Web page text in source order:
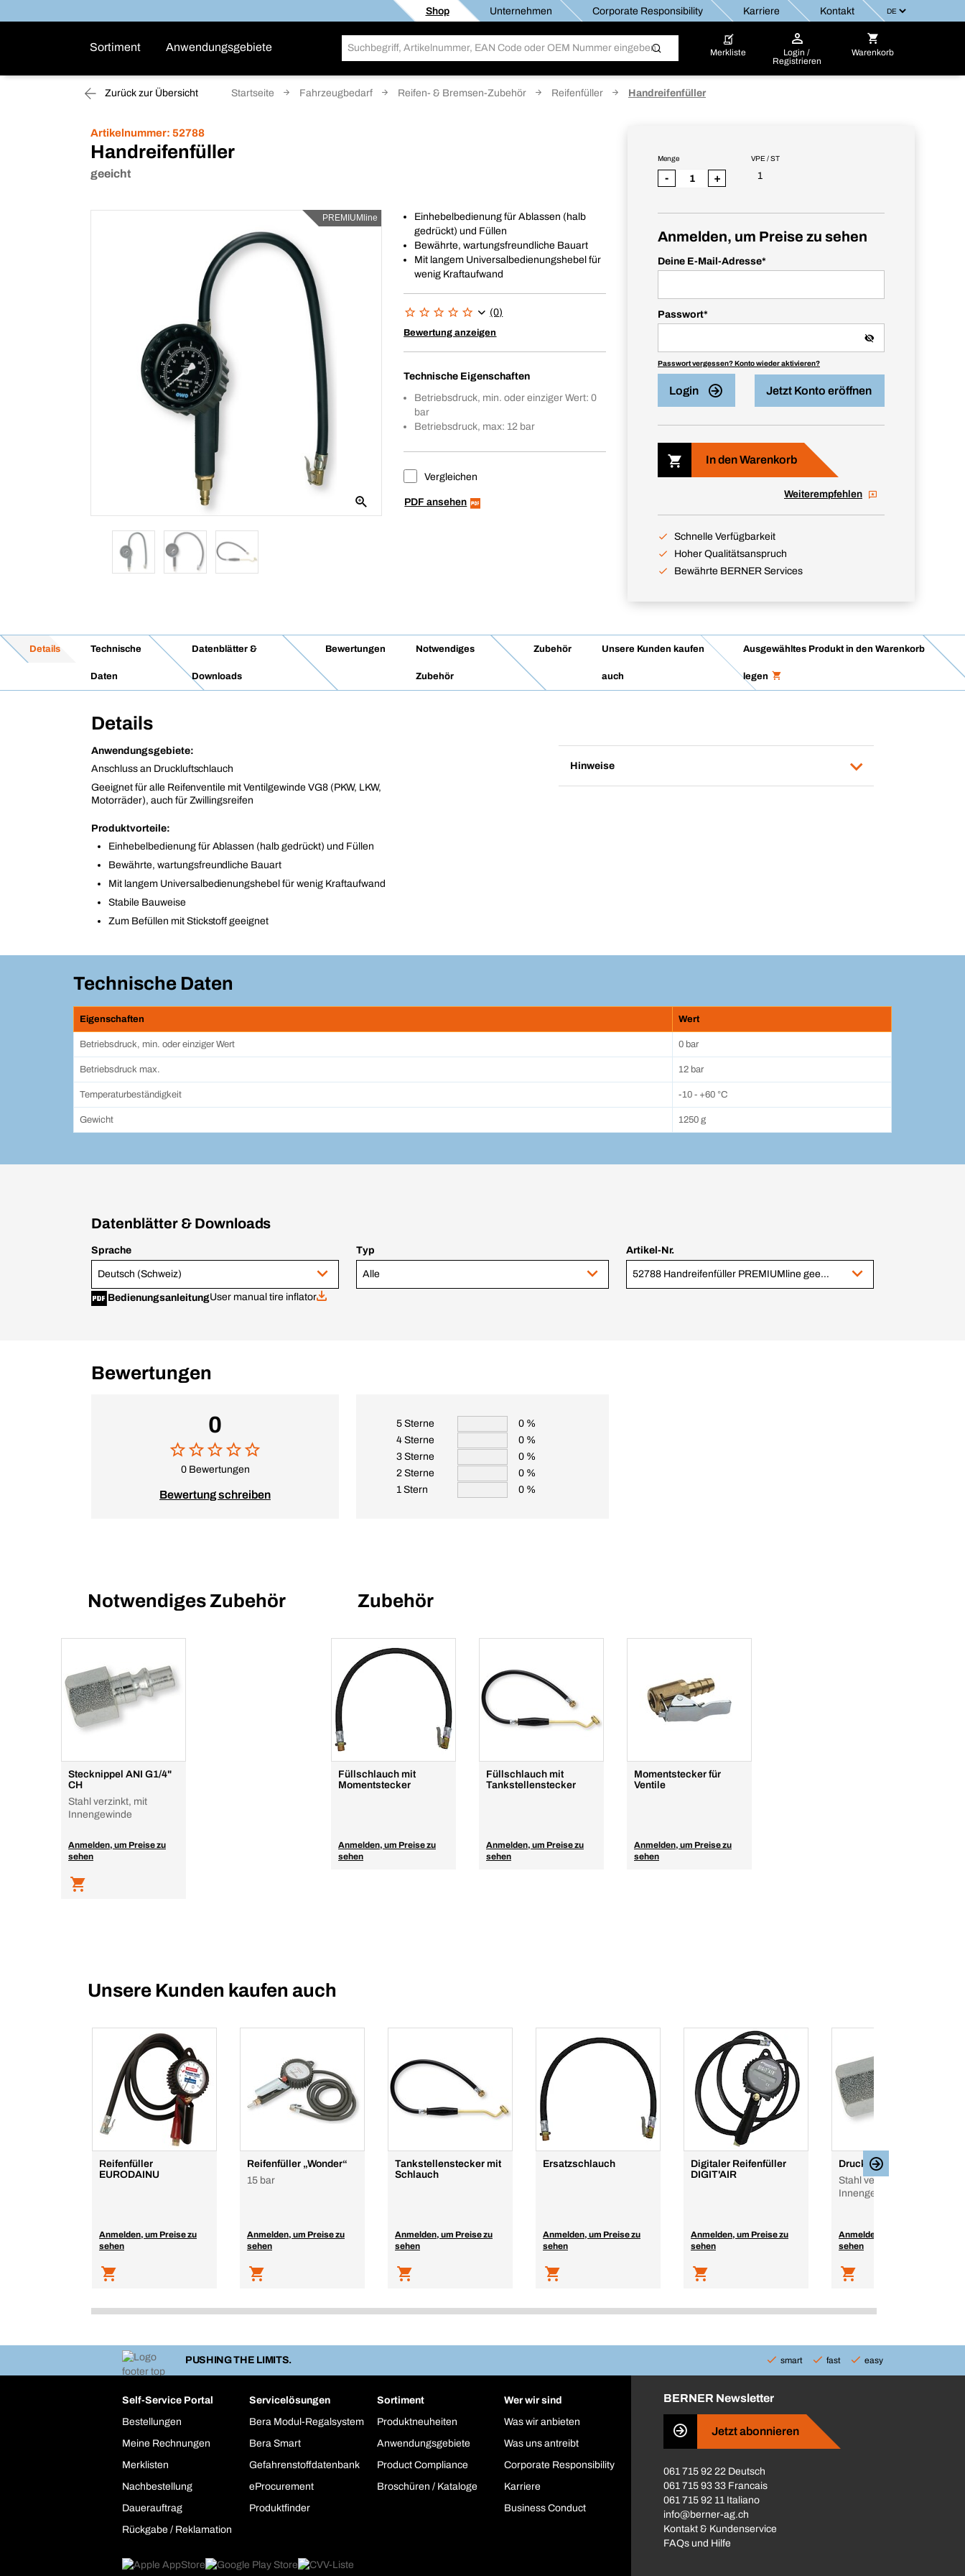
Shop Unternehmen Corporate Responsibility Karriere Kontakt
Sortiment Anwendungsgebiete Merkliste
Login /
Registrieren
Warenkorb
Zurück zur Übersicht Startseite Fahrzeugbedarf Reifen- & Bremsen-Zubehör Reifenfüller Handreifenfüller
Artikelnummer: 52788
Handreifenfüller
geeicht
PREMIUMline
Einhebelbedienung für Ablassen (halb
gedrückt) und Füllen
Bewährte, wartungsfreundliche Bauart
Mit langem Universalbedienungshebel für
wenig Kraftaufwand
(0)
Bewertung anzeigen
Technische Eigenschaften
Betriebsdruck, min. oder einziger Wert: 0
bar
Betriebsdruck, max: 12 bar
Vergleichen
PDF ansehen
VPE / ST
1
Menge
- +
Anmelden, um Preise zu sehen
Deine E-Mail-Adresse*
Passwort*
Passwort vergessen? Konto wieder aktivieren?
Login Jetzt Konto eröffnen
In den Warenkorb
Weiterempfehlen
Schnelle Verfügbarkeit
Hoher Qualitätsanspruch
Bewährte BERNER Services
Details Technische
Daten
Datenblätter &
Downloads
Bewertungen Notwendiges
Zubehör
Zubehör Unsere Kunden kaufen
auch
Ausgewähltes Produkt in den Warenkorb
legen
Details
Anwendungsgebiete:
Anschluss an Druckluftschlauch
Geeignet für alle Reifenventile mit Ventilgewinde VG8 (PKW, LKW,
Motorräder), auch für Zwillingsreifen
Produktvorteile:
Einhebelbedienung für Ablassen (halb gedrückt) und Füllen
Bewährte, wartungsfreundliche Bauart
Mit langem Universalbedienungshebel für wenig Kraftaufwand
Stabile Bauweise
Zum Befüllen mit Stickstoff geeignet
Hinweise
Technische Daten
Eigenschaften Wert
Betriebsdruck, min. oder einziger Wert 0 bar
Betriebsdruck max. 12 bar
Temperaturbeständigkeit -10 - +60 °C
Gewicht 1250 g
Datenblätter & Downloads
Sprache
Deutsch (Schweiz)
Typ
Alle
Artikel-Nr.
52788 Handreifenfüller PREMIUMline geeicht
BedienungsanleitungUser manual tire inflator
Bewertungen
0
0 Bewertungen
Bewertung schreiben
5 Sterne
0 %
4 Sterne
0 %
3 Sterne
0 %
2 Sterne
0 %
1 Stern
0 %
Notwendiges Zubehör
Stecknippel ANI G1/4"
CH
Stahl verzinkt, mit
Innengewinde
Anmelden, um Preise zu
sehen
Zubehör
Füllschlauch mit
Momentstecker
Anmelden, um Preise zu
sehen
Füllschlauch mit
Tankstellenstecker
Anmelden, um Preise zu
sehen
Momentstecker für
Ventile
Anmelden, um Preise zu
sehen
Unsere Kunden kaufen auch
Reifenfüller
EURODAINU
Anmelden, um Preise zu
sehen
Reifenfüller „Wonder“
15 bar
Anmelden, um Preise zu
sehen
Tankstellenstecker mit
Schlauch
Anmelden, um Preise zu
sehen
Ersatzschlauch
Anmelden, um Preise zu
sehen
Digitaler Reifenfüller
DIGIT'AIR
Anmelden, um Preise zu
sehen
Druckluft Stecknippel
Stahl verzinkt, mit
Innengewinde
Anmelden, um Preise zu
sehen
PUSHING THE LIMITS. smart fast easy
Self-Service Portal
Bestellungen
Meine Rechnungen
Merklisten
Nachbestellung
Dauerauftrag
Rückgabe / Reklamation
Servicelösungen
Bera Modul-Regalsystem
Bera Smart
Gefahrenstoffdatenbank
eProcurement
Produktfinder
Sortiment
Produktneuheiten
Anwendungsgebiete
Product Compliance
Broschüren / Kataloge
Wer wir sind
Was wir anbieten
Was uns antreibt
Corporate Responsibility
Karriere
Business Conduct
BERNER Newsletter
Jetzt abonnieren
061 715 92 22 Deutsch
061 715 93 33 Francais
061 715 92 11 Italiano
info@berner-ag.ch
Kontakt & Kundenservice
FAQs und Hilfe